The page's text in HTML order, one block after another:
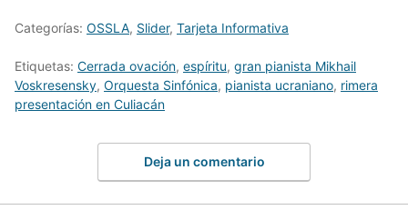
Categorías: OSSLA, Slider, Tarjeta Informativa
Etiquetas: Cerrada ovación, espíritu, gran pianista Mikhail
Voskresensky, Orquesta Sinfónica, pianista ucraniano, rimera
presentación en Culiacán
Deja un comentario